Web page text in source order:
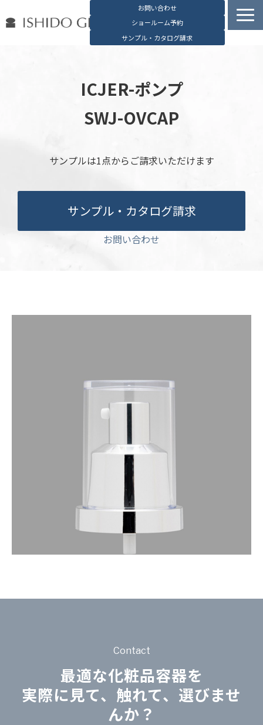
お問い合わせ
ショールーム予約
サンプル・カタログ請求
石堂硝子の特長
石堂硝子が選ばれる理由
ブログ
English
ICJER-ポンプ
SWJ-OVCAP
サンプルは1点からご請求いただけます
サンプル・カタログ請求
お問い合わせ
Contact
最適な化粧品容器を
実際に見て、触れて、選びませ
んか？